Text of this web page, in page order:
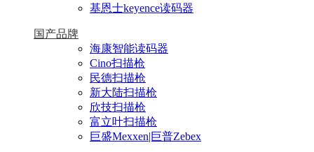
基恩士keyence读码器
国产品牌
海康智能读码器
Cino扫描枪
民德扫描枪
新大陆扫描枪
欣技扫描枪
富立叶扫描枪
巨盛Mexxen|巨普Zebex